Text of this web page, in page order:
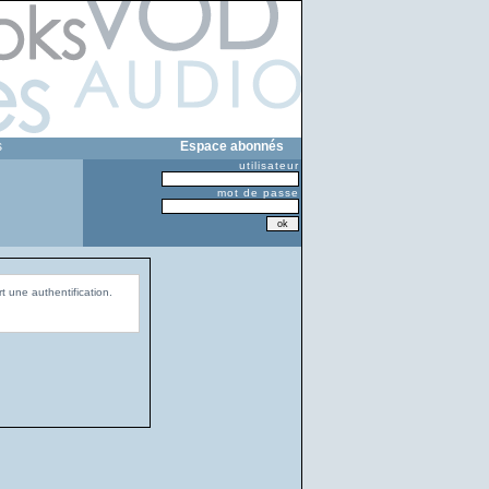
Espace abonnés
utilisateur
mot de passe
une authentification.